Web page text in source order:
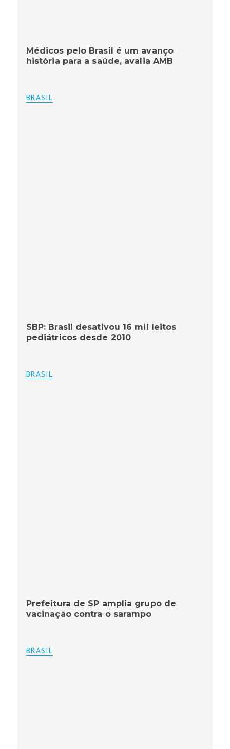
Médicos pelo Brasil é um avanço
história para a saúde, avalia AMB
BRASIL
SBP: Brasil desativou 16 mil leitos
pediátricos desde 2010
BRASIL
Prefeitura de SP amplia grupo de
vacinação contra o sarampo
BRASIL